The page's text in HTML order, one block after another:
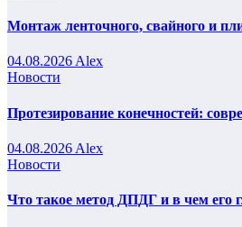
Монтаж ленточного, свайного и
04.08.2026 Alex
Новости
Протезирование конечностей:
04.08.2026 Alex
Новости
Что такое метод ДПДГ и в чем его